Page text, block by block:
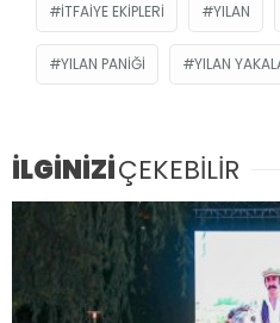
ITFAIYE EKIPLERI YILAN
YILAN PANIĞI YILAN
İLGİNİZİÇEKEBİLİR